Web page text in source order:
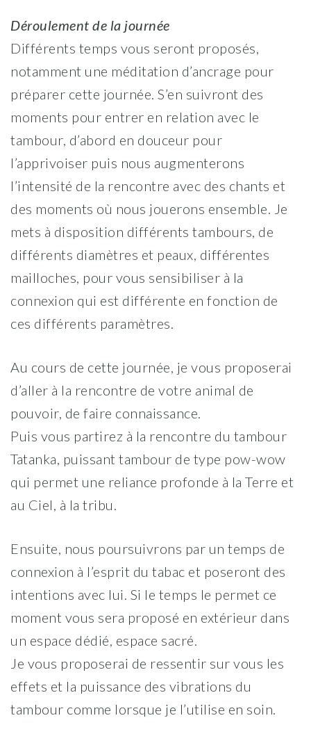
Déroulement de la journée
Différents temps vous seront proposés,
notamment une méditation d’ancrage pour
préparer cette journée. S’en suivront des
moments pour entrer en relation avec le
tambour, d’abord en douceur pour
l’apprivoiser puis nous augmenterons
l’intensité de la rencontre avec des chants et
des moments où nous jouerons ensemble. Je
mets à disposition différents tambours, de
différents diamètres et peaux, différentes
mailloches, pour vous sensibiliser à la
connexion qui est différente en fonction de
ces différents paramètres.
Au cours de cette journée, je vous proposerai
d’aller à la rencontre de votre animal de
pouvoir, de faire connaissance.
Puis vous partirez à la rencontre du tambour
Tatanka, puissant tambour de type pow-wow
qui permet une reliance profonde à la Terre et
au Ciel, à la tribu.
Ensuite, nous poursuivrons par un temps de
connexion à l’esprit du tabac et poseront des
intentions avec lui. Si le temps le permet ce
moment vous sera proposé en extérieur dans
un espace dédié, espace sacré.
Je vous proposerai de ressentir sur vous les
effets et la puissance des vibrations du
tambour comme lorsque je l’utilise en soin.